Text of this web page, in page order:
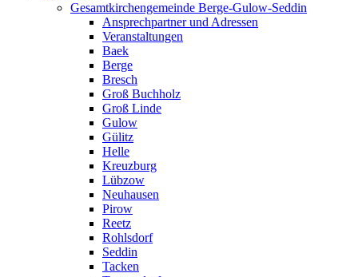
Gesamtkirchengemeinde Berge-Gulow-Seddin
Ansprechpartner und Adressen
Veranstaltungen
Baek
Berge
Bresch
Groß Buchholz
Groß Linde
Gulow
Gülitz
Helle
Kreuzburg
Lübzow
Neuhausen
Pirow
Reetz
Rohlsdorf
Seddin
Tacken